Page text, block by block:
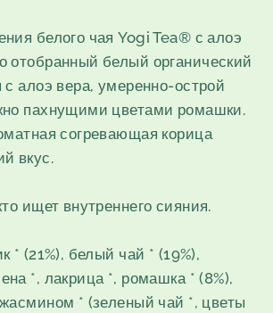
белого чая Yogi Tea® с алоэ
отобранный белый органический
с алоэ вера, умеренно-острой
пахнущими цветами ромашки.
согревающая корица
вкус.
ищет внутреннего сияния.
* (21%), белый чай * (19%),
*, лакрица *, ромашка * (8%),
* (зеленый чай *, цветы